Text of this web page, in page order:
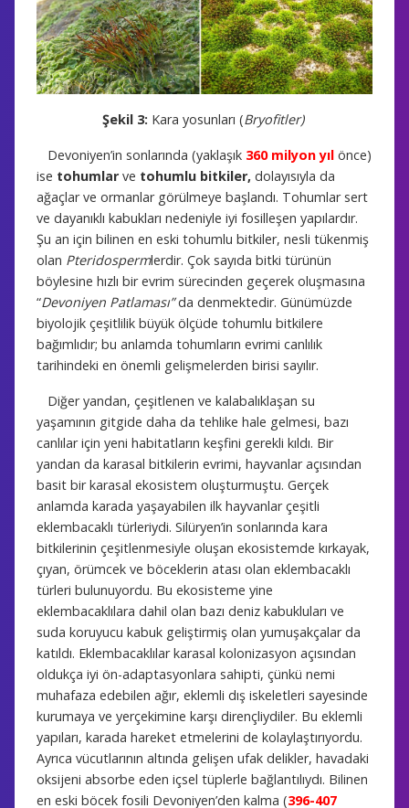
Şekil 3: Kara yosunları (Bryofitler)
Devoniyen’in sonlarında (yaklaşık 360 milyon yıl önce)
ise tohumlar ve tohumlu bitkiler, dolayısıyla da
ağaçlar ve ormanlar görülmeye başlandı. Tohumlar sert
ve dayanıklı kabukları nedeniyle iyi fosilleşen yapılardır.
Şu an için bilinen en eski tohumlu bitkiler, nesli tükenmiş
olan Pteridospermlerdir. Çok sayıda bitki türünün
böylesine hızlı bir evrim sürecinden geçerek oluşmasına
“Devoniyen Patlaması”da denmektedir. Günümüzde
biyolojik çeşitlilik büyük ölçüde tohumlu bitkilere
bağımlıdır; bu anlamda tohumların evrimi canlılık
tarihindeki en önemli gelişmelerden birisi sayılır.
Diğer yandan, çeşitlenen ve kalabalıklaşan su
yaşamının gitgide daha da tehlike hale gelmesi, bazı
canlılar için yeni habitatların keşfini gerekli kıldı. Bir
yandan da karasal bitkilerin evrimi, hayvanlar açısından
basit bir karasal ekosistem oluşturmuştu. Gerçek
anlamda karada yaşayabilen ilk hayvanlar çeşitli
eklembacaklı türleriydi. Silüryen’in sonlarında kara
bitkilerinin çeşitlenmesiyle oluşan ekosistemde kırkayak,
çıyan, örümcek ve böceklerin atası olan eklembacaklı
türleri bulunuyordu. Bu ekosisteme yine
eklembacaklılara dahil olan bazı deniz kabukluları ve
suda koruyucu kabuk geliştirmiş olan yumuşakçalar da
katıldı. Eklembacaklılar karasal kolonizasyon açısından
oldukça iyi ön-adaptasyonlara sahipti, çünkü nemi
muhafaza edebilen ağır, eklemli dış iskeletleri sayesinde
kurumaya ve yerçekimine karşı dirençliydiler. Bu eklemli
yapıları, karada hareket etmelerini de kolaylaştırıyordu.
Ayrıca vücutlarının altında gelişen ufak delikler, havadaki
oksijeni absorbe eden içsel tüplerle bağlantılıydı. Bilinen
en eski böcek fosili Devoniyen’den kalma (396-407